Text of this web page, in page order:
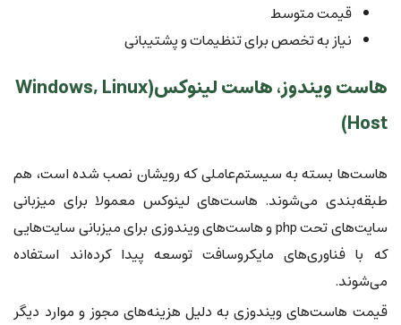
قیمت متوسط
نیاز به تخصص برای تنظیمات و پشتیبانی
هاست ویندوز، هاست لینوکس(Windows, Linux
Host)
هاست‌ها بسته به سیستم‌عاملی که رویشان نصب شده است، هم
طبقه‌بندی می‌شوند. هاست‌های لینوکس معمولا برای میزبانی
سایت‌های تحت php و هاست‌های ویندوزی برای میزبانی سایت‌هایی
که با فناوری‌های مایکروسافت توسعه پیدا کرده‌اند استفاده
می‌شوند.
قیمت هاست‌های ویندوزی به دلیل هزینه‌های مجوز و موارد دیگر